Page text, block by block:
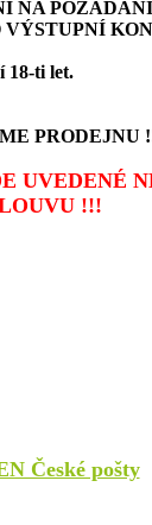
NA
18-ti let.
PRODEJNU
UVEDENÉ
!!!
České pošty